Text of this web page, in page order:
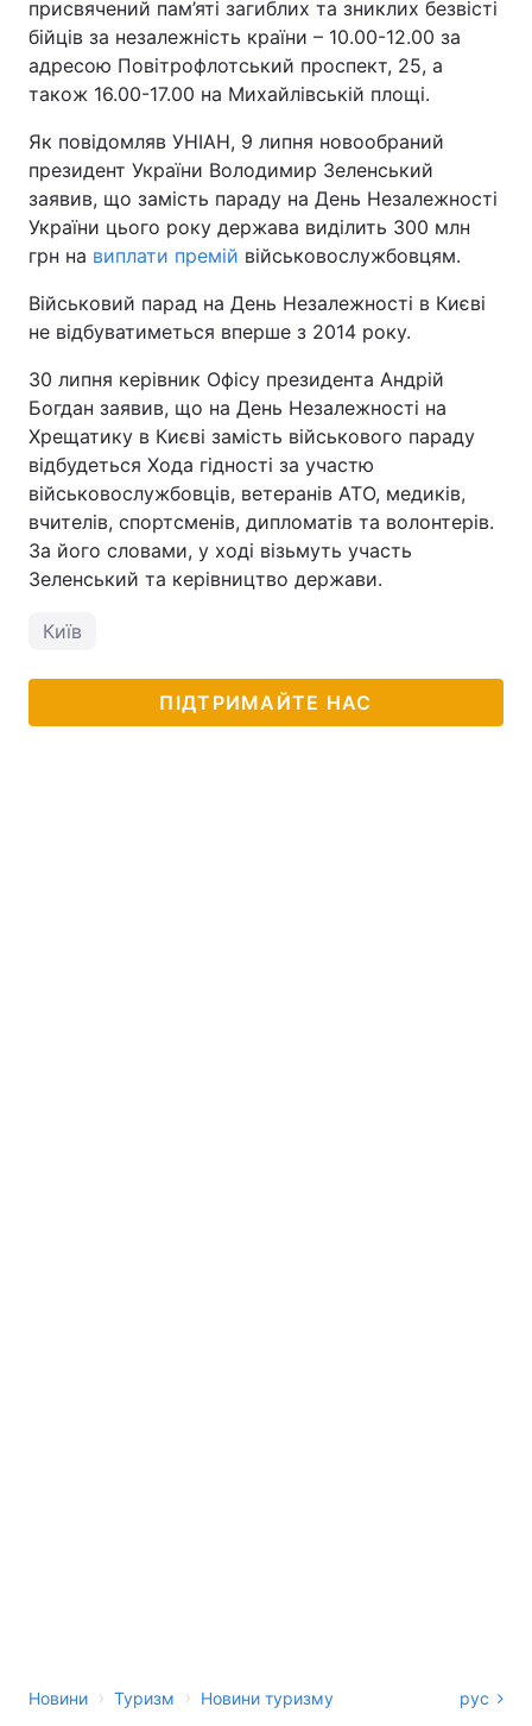
присвячений пам’яті загиблих та зниклих безвісті
бійців за незалежність країни – 10.00-12.00 за
адресою Повітрофлотський проспект, 25, а
також 16.00-17.00 на Михайлівській площі.
Як повідомляв УНІАН, 9 липня новообраний
президент України Володимир Зеленський
заявив, що замість параду на День Незалежності
України цього року держава виділить 300 млн
грн на виплати премій військовослужбовцям.
Військовий парад на День Незалежності в Києві
не відбуватиметься вперше з 2014 року.
30 липня керівник Офісу президента Андрій
Богдан заявив, що на День Незалежності на
Хрещатику в Києві замість військового параду
відбудеться Хода гідності за участю
військовослужбовців, ветеранів АТО, медиків,
вчителів, спортсменів, дипломатів та волонтерів.
За його словами, у ході візьмуть участь
Зеленський та керівництво держави.
Київ
ПІДТРИМАЙТЕ НАС
Новини › Туризм › Новини туризму рус